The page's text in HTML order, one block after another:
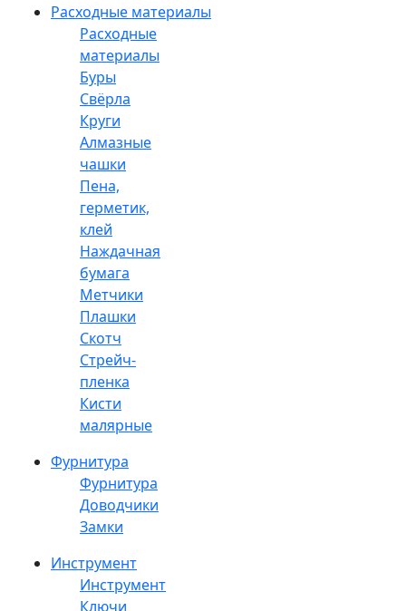
Расходные материалы
Расходные
материалы
Буры
Свёрла
Круги
Алмазные
чашки
Пена,
герметик,
клей
Наждачная
бумага
Метчики
Плашки
Скотч
Стрейч-
пленка
Кисти
малярные
Фурнитура
Фурнитура
Доводчики
Замки
Инструмент
Инструмент
Ключи